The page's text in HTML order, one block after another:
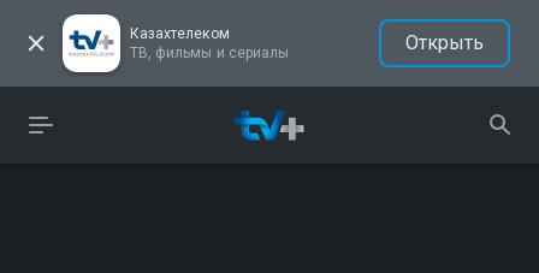
Казахтелеком
ТВ, фильмы и сериалы
Открыть